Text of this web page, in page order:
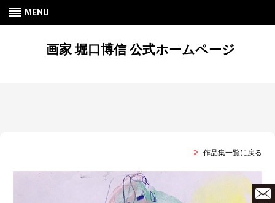
MENU
画家 堀口博信 公式ホームページ
作品集一覧に戻る